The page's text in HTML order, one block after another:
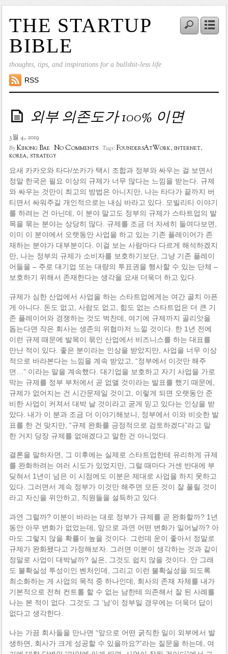
THE STARTUP
BIBLE
thoughts, tips, and inspirations for a bullshit-less life
RSS
외부 의존도가 100% 이면
3월 4, 2019
ByKihong Bae No Comments Tags:FoundersAtWork, internet,
korea, strategy
요새 카카오와 타다/쏘카가 택시 조합과 정부와 싸우는 걸 보면서
정말 한국은 필요 이상의 규제가 너무 많다는 느낌을 받는다. 규제
와 싸우는 것만이 최고의 방법은 아니지만, 나는 타다가 끝까지 버
티면서 싸워주길 개인적으로는 내심 바라고 있다. 모빌리티 이야기
를 하려는 건 아닌데, 이 분야 말고도 정부의 규제가 스타트업의 발
목을 묶는 분야는 상당히 많다. 규제를 조금 더 자세히 들여다보면,
이미 이 분야에서 오랫동안 사업을 하고 있는 기존 플레이어가 존
재하는 분야가 대부분이다. 이걸 보는 사람마다 다르게 해석하겠지
만, 나는 정부의 규제가 소비자를 보호하기보단, 그냥 기존 플레이
어들을 – 주로 대기업 또는 대량의 투표권을 행사할 수 있는 단체 –
보호하기 위해서 존재한다는 생각을 요새 더욱더 하고 있다.
규제가 심한 산업에서 사업을 하는 스타트업에게는 여간 골치 아픈
게 아니다. 돈도 없고, 사람도 없고, 힘도 없는 스타트업은 더 큰 기
존 플레이어와 경쟁하는 것도 벅찬데, 여기에 규제까지 골리앗을
돕는다면 작은 회사는 생존의 위협마저 느낄 것이다. 한 1년 전에
이런 규제 때문에 발목이 묶인 산업에서 비즈니스를 하는 대표를
만난 적이 있다. 좋은 분이라는 인상을 받았지만, 사업을 너무 이상
적으로 바라본다는 느낌을 계속 받았고, “정부에서 이것만 해주
면…” 이라는 말을 계속했다. 대기업을 보호하고 자기 사업을 가로
막는 규제를 정부 부처에서 곧 없앨 것이라는 발표를 했기 때문에,
규제가 없어지는 건 시간문제일 것이고, 이렇게 되면 오랫동안 준
비한 사업이 커져서 대박 날 것이라고 굳게 믿고 있다는 인상을 받
았다. 내가 이 분과 조금 더 이야기해보니, 정부에서 이와 비슷한 발
표를 한 건 맞지만, “규제 완화를 긍정적으로 검토하겠다”라고 말
한 거지 당장 규제를 없애겠다고 말한 건 아니었다.
결론을 말하자면, 그 이후에는 실제로 스타트업한테 유리하게 규제
를 완화하려는 여러 시도가 있었지만, 그럴 때마다 거센 반대에 부
딪혀서 1년이 넘은 이 시점에도 이분은 제대로 사업을 하지 못하고
있다. 그러면서 계속 정부가 이것만 해주면 모든 것이 잘 풀릴 것이
라고 자신을 위안하고, 직원들을 설득하고 있다.
과연 그럴까? 이분이 바라는 대로 정부가 규제를 곧 완화할까? 1년
동안 아무 변화가 없었는데, 앞으로 과연 어떤 변화가 일어날까? 아
마도 그렇지 않을 확률이 높을 것이다. 그런데 운이 좋아서 정말로
규제가 완화됐다고 가정해보자. 그러면 이분이 생각하는 것과 같이
정말로 사업이 대박날까? 실은, 그것도 쉽지 않을 것이다. 안 그래
도 불확실성 투성이인 벤처인데, 그리고 이런 불확실성을 되도록
최소화하는 게 사업의 목적 중 하나인데, 회사의 존재 자체를 내가
기본적으로 전혀 컨트롤 할 수 없는 남한테 의존해서 잘 된 사례를
나는 본 적이 없다. 그것도 그 ‘남’이 정부일 경우에는 더욱더 답이
없다고 생각한다.
나는 가끔 회사들을 만나면 “앞으로 어떤 굵직한 일이 외부에서 발
생하면, 회사가 크게 성공할 수 있을까요?”라는 질문을 하는데, 여